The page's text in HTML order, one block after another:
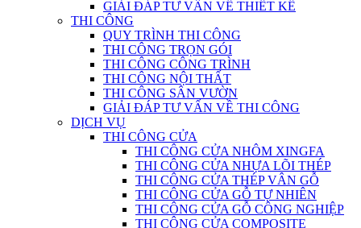
GIẢI ĐÁP TƯ VẤN VỀ THIẾT KẾ
THI CÔNG
QUY TRÌNH THI CÔNG
THI CÔNG TRỌN GÓI
THI CÔNG CÔNG TRÌNH
THI CÔNG NỘI THẤT
THI CÔNG SÂN VƯỜN
GIẢI ĐÁP TƯ VẤN VỀ THI CÔNG
DỊCH VỤ
THI CÔNG CỬA
THI CÔNG CỬA NHÔM XINGFA
THI CÔNG CỬA NHỰA LÕI THÉP
THI CÔNG CỬA THÉP VÂN GỖ
THI CÔNG CỬA GỖ TỰ NHIÊN
THI CÔNG CỬA GỖ CÔNG NGHIỆP
THI CÔNG CỬA COMPOSITE